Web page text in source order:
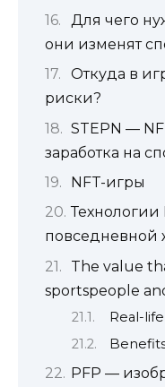
Для чего
они изменят
Откуда в
риски?
STEPN —
заработка на
NFT-игры
Технологии
повседневной
The value
sportspeople
Real-
PFP —